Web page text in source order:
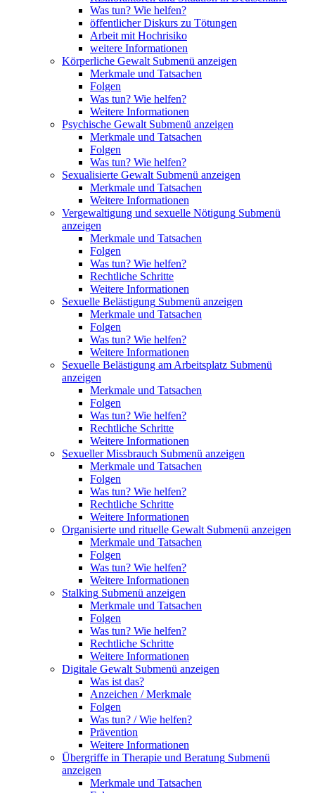
Was tun? Wie helfen?
öffentlicher Diskurs zu Tötungen
Arbeit mit Hochrisiko
weitere Informationen
Körperliche Gewalt Submenü anzeigen
Merkmale und Tatsachen
Folgen
Was tun? Wie helfen?
Weitere Informationen
Psychische Gewalt Submenü anzeigen
Merkmale und Tatsachen
Folgen
Was tun? Wie helfen?
Sexualisierte Gewalt Submenü anzeigen
Merkmale und Tatsachen
Weitere Informationen
Vergewaltigung und sexuelle Nötigung Submenü
anzeigen
Merkmale und Tatsachen
Folgen
Was tun? Wie helfen?
Rechtliche Schritte
Weitere Informationen
Sexuelle Belästigung Submenü anzeigen
Merkmale und Tatsachen
Folgen
Was tun? Wie helfen?
Weitere Informationen
Sexuelle Belästigung am Arbeitsplatz Submenü
anzeigen
Merkmale und Tatsachen
Folgen
Was tun? Wie helfen?
Rechtliche Schritte
Weitere Informationen
Sexueller Missbrauch Submenü anzeigen
Merkmale und Tatsachen
Folgen
Was tun? Wie helfen?
Rechtliche Schritte
Weitere Informationen
Organisierte und rituelle Gewalt Submenü anzeigen
Merkmale und Tatsachen
Folgen
Was tun? Wie helfen?
Weitere Informationen
Stalking Submenü anzeigen
Merkmale und Tatsachen
Folgen
Was tun? Wie helfen?
Rechtliche Schritte
Weitere Informationen
Digitale Gewalt Submenü anzeigen
Was ist das?
Anzeichen / Merkmale
Folgen
Was tun? / Wie helfen?
Prävention
Weitere Informationen
Übergriffe in Therapie und Beratung Submenü
anzeigen
Merkmale und Tatsachen